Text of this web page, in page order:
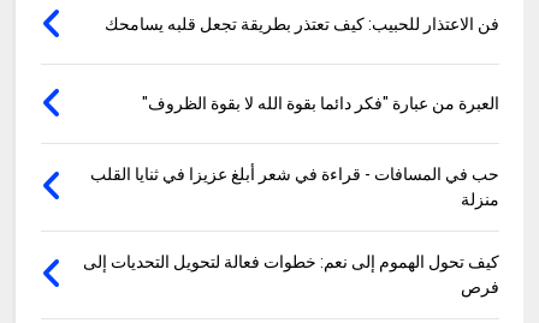
فن الاعتذار للحبيب: كيف تعتذر بطريقة تجعل قلبه يسامحك
العبرة من عبارة "فكر دائما بقوة الله لا بقوة الظروف"
حب في المسافات - قراءة في شعر أبلغ عزيزا في ثنايا القلب
منزلة
كيف تحول الهموم إلى نعم: خطوات فعالة لتحويل التحديات إلى
فرص